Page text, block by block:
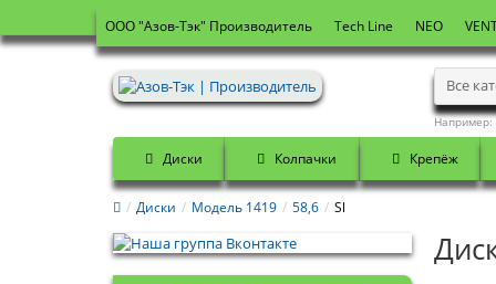
OOO "Азов-Тэк" Производитель Tech Line NEO
Все
Например:
Диски Колпачки Крепёж
Диски Модель 1419 58,6 Sl